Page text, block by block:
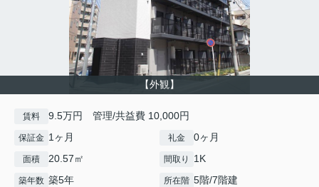
【外観】
賃料 9.5万円 管理/共益費 10,000円
保証金 1ヶ月 礼金 0ヶ月
面積 20.57㎡ 間取り 1K
築年数 築5年 所在階 5階/7階建